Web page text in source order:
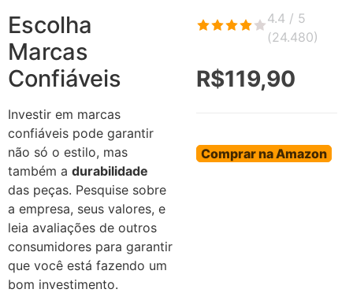
Escolha
Marcas
Confiáveis
Investir em marcas
confiáveis pode garantir
não só o estilo, mas
também a durabilidade
das peças. Pesquise sobre
a empresa, seus valores, e
leia avaliações de outros
consumidores para garantir
que você está fazendo um
bom investimento.
4.4 / 5
(24.480)
R$119,90
Comprar na Amazon